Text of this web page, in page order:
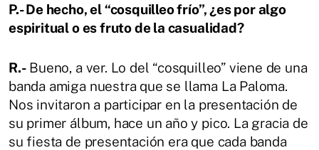
P.- De hecho, el “cosquilleo frío”, ¿es por algo
espiritual o es fruto de la casualidad?
R.-Bueno, a ver. Lo del “cosquilleo” viene de una
banda amiga nuestra que se llama La Paloma.
Nos invitaron a participar en la presentación de
su primer álbum, hace un año y pico. La gracia de
su fiesta de presentación era que cada banda